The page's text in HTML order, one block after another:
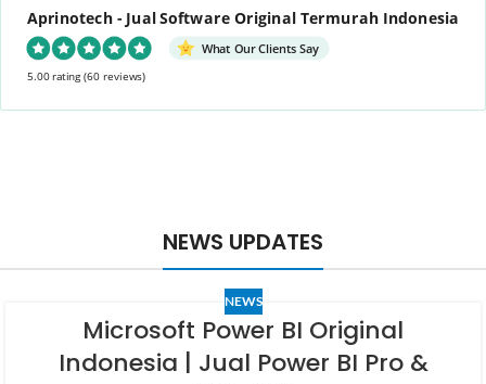
Aprinotech - Jual Software Original Termurah Indonesia
What Our Clients Say
5.00 rating(60 reviews)
NEWS UPDATES
NEWS
Microsoft Power BI Original
Indonesia | Jual Power BI Pro &